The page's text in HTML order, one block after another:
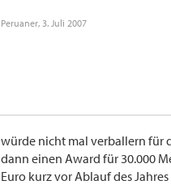
Peruaner, 3. Juli 2007
würde nicht mal verballern für
dann einen Award für 30.000
Euro kurz vor Ablauf des